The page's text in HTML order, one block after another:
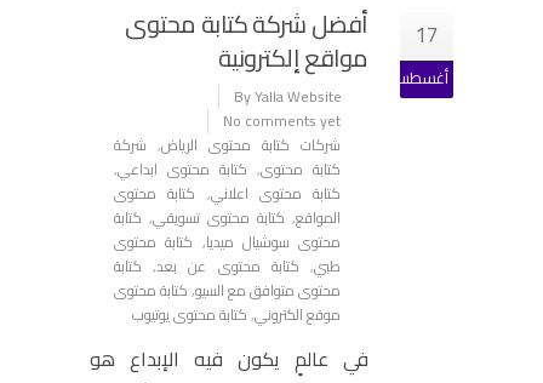
17
أغسطس
أفضل شركة كتابة محتوى
مواقع إلكترونية
By Yalla Website
No comments yet
شركات كتابة محتوى الرياض, شركة
كتابة محتوى, كتابة محتوى ابداعي,
كتابة محتوى اعلاني, كتابة محتوى
المواقع, كتابة محتوى تسويقي, كتابة
محتوى سوشيال ميديا, كتابة محتوى
طبي, كتابة محتوى عن بعد, كتابة
محتوى متوافق مع السيو,كتابة محتوى
موقع الكتروني,كتابة محتوى يوتيوب
في عالمٍ يكون فيه الإبداع هو